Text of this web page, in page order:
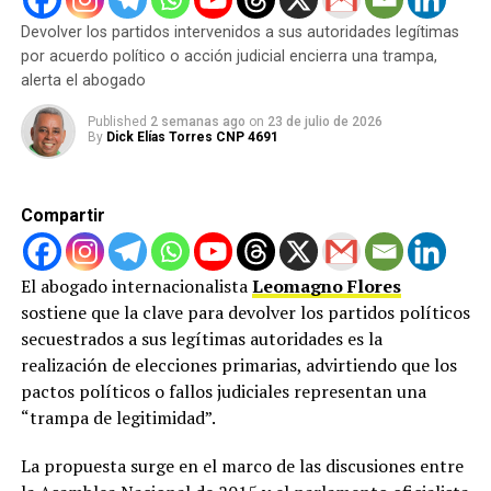
ADVERTISEMENT
Prohibición de enajenar y gravar bienes nacionales
e internacionales.
Embargo preventivo de cuentas y activos.
Solicitud de alerta roja a Interpol.
Congelamiento de activos ante OFAC, UE, Reino
Unido y Canadá.
La vicepresidenta de UDR indicó que la solicitud judicial
se fundamenta en las denuncias en contra del régimen
entre ellas “saqueo sistemático del patrimonio público
mediante peculado, legitimación de capitales y
La abogada dijo que estas medidas son para “garantizar
Devolver los partidos intervenidos a sus autoridades legítimas
por acuerdo político o acción judicial encierra una trampa,
alerta el abogado
Published 2 semanas ago on 23 de julio de 2026
By Dick Elías Torres CNP 4691
Compartir
El abogado internacionalistaLeomagno Flores
sostiene que la clave para devolver los partidos políticos
secuestrados a sus legítimas autoridades es la
realización de elecciones primarias, advirtiendo que los
pactos políticos o fallos judiciales representan una
“trampa de legitimidad”.
La propuesta surge en el marco de las discusiones entre